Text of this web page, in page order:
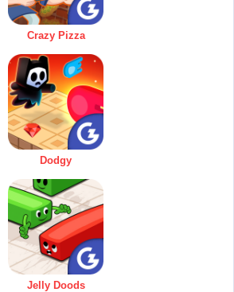
Crazy Pizza
Dodgy
Jelly Doods